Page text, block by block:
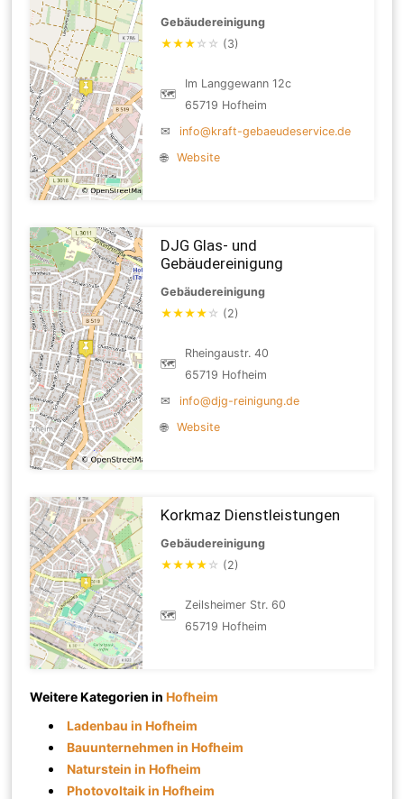
Gebäudereinigung
★★★ ☆ ☆ (3)
🗺
Im Langgewann 12c
65719 Hofheim
✉
info@kraft-gebaeudeservice.de
🌐
Website
DJG Glas- und
Gebäudereinigung
Gebäudereinigung
★★★★ ☆ (2)
🗺
Rheingaustr. 40
65719 Hofheim
✉
info@djg-reinigung.de
🌐
Website
Korkmaz Dienstleistungen
Gebäudereinigung
★★★★ ☆ (2)
🗺
Zeilsheimer Str. 60
65719 Hofheim
Weitere Kategorien inHofheim
Ladenbau in Hofheim
Bauunternehmen in Hofheim
Naturstein in Hofheim
Photovoltaik in Hofheim